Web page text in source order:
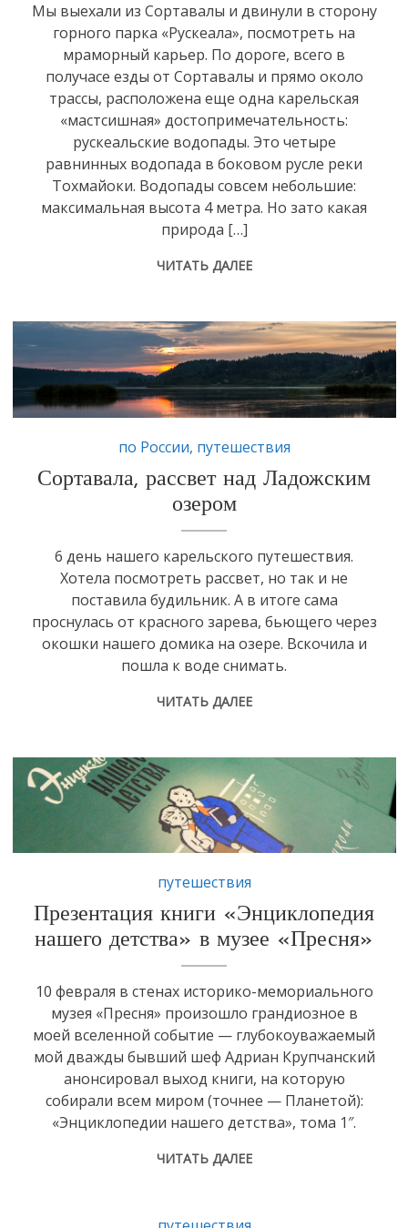
Мы выехали из Сортавалы и двинули в сторону
горного парка «Рускеала», посмотреть на
мраморный карьер. По дороге, всего в
получасе езды от Сортавалы и прямо около
трассы, расположена еще одна карельская
«мастсишная» достопримечательность:
рускеальские водопады. Это четыре
равнинных водопада в боковом русле реки
Тохмайоки. Водопады совсем небольшие:
максимальная высота 4 метра. Но зато какая
природа […]
ЧИТАТЬ ДАЛЕЕ
по России, путешествия
Сортавала, рассвет над Ладожским
озером
6 день нашего карельского путешествия.
Хотела посмотреть рассвет, но так и не
поставила будильник. А в итоге сама
проснулась от красного зарева, бьющего через
окошки нашего домика на озере. Вскочила и
пошла к воде снимать.
ЧИТАТЬ ДАЛЕЕ
путешествия
Презентация книги «Энциклопедия
нашего детства» в музее «Пресня»
​10 февраля в стенах историко-мемориального
музея «Пресня» произошло грандиозное в
моей вселенной событие — глубокоуважаемый
мой дважды бывший шеф Адриан Крупчанский
анонсировал выход книги, на которую
собирали всем миром (точнее — Планетой):
«Энциклопедии нашего детства», тома 1″.
ЧИТАТЬ ДАЛЕЕ